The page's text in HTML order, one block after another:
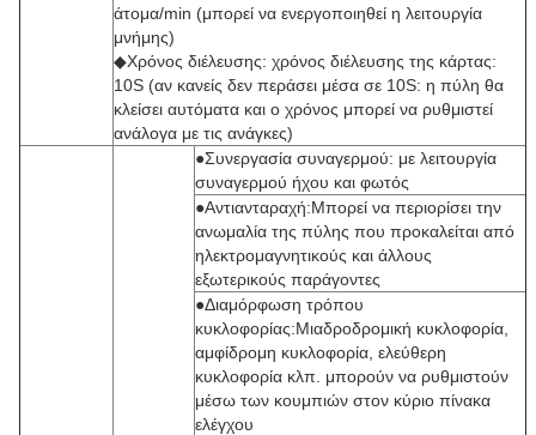
άτομα/min (μπορεί να ενεργοποιηθεί η λειτουργία
μνήμης)
◆Χρόνος διέλευσης: χρόνος διέλευσης της κάρτας:
10S (αν κανείς δεν περάσει μέσα σε 10S: η πύλη θα
κλείσει αυτόματα και ο χρόνος μπορεί να ρυθμιστεί
ανάλογα με τις ανάγκες)
●Συνεργασία συναγερμού: με λειτουργία
συναγερμού ήχου και φωτός
●Αντιανταραχή:Μπορεί να περιορίσει την
ανωμαλία της πύλης που προκαλείται από
ηλεκτρομαγνητικούς και άλλους
εξωτερικούς παράγοντες
●Διαμόρφωση τρόπου
κυκλοφορίας:Μιαδροδρομική κυκλοφορία,
αμφίδρομη κυκλοφορία, ελεύθερη
κυκλοφορία κλπ. μπορούν να ρυθμιστούν
μέσω των κουμπιών στον κύριο πίνακα
ελέγχου